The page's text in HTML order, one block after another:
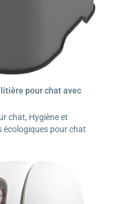
pour chat avec
chat, Hygiène et
écologiques pour chat